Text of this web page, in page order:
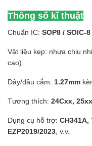
Thông số kĩ thuật
Chuẩn IC: SOP8 / SOIC-8
Vật liệu kẹp: nhựa chịu
cao).
Dây/đầu cắm: 1.27mm
Tương thích: 24Cxx,
Dụng cụ hỗ trợ: CH341A,
EZP2019/2023 , v.v.